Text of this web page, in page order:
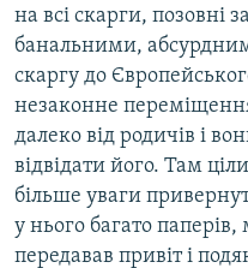
на всі скарги, позовні
банальними,
скаргу до
незаконне
далеко від родичів і
відвідати його. Там
більше уваги
у нього багато паперів,
передавав привіт і